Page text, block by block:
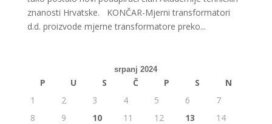
znanosti Hrvatske. KONČAR-Mjerni transformatori
d.d. proizvode mjerne transformatore preko...
srpanj 2024
P U S Č P S
N
1
2 3 4 5 6
7
8
9 10 11 12 13
14